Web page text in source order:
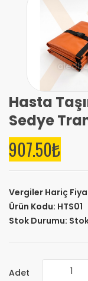
Hasta
Sedye
907.50₺
Vergiler Hariç
Ürün Kodu: HTS01
Stok Durumu:
Adet